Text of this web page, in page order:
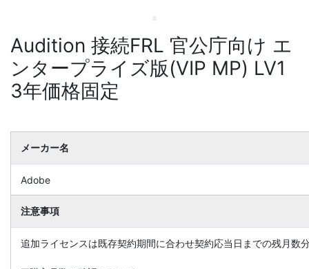
Audition 接続FRL 官公庁向け エ
ンタープライズ版(VIP MP) LV1
3年価格固定
メーカー名
Adobe
注意事項
追加ライセンスは既存契約期間に合わせ契約応当日までの残月数